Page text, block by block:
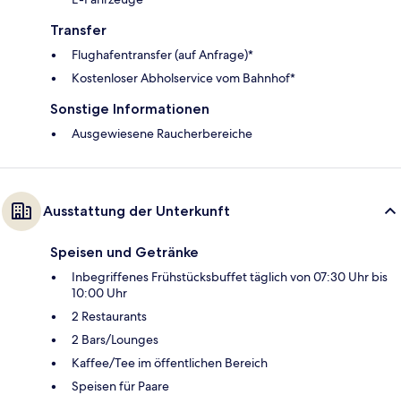
Transfer
Flughafentransfer (auf Anfrage)*
Kostenloser Abholservice vom Bahnhof*
Sonstige Informationen
Ausgewiesene Raucherbereiche
Ausstattung der Unterkunft
Speisen und Getränke
Inbegriffenes Frühstücksbuffet täglich von 07:30 Uhr bis
10:00 Uhr
2 Restaurants
2 Bars/Lounges
Kaffee/Tee im öffentlichen Bereich
Speisen für Paare